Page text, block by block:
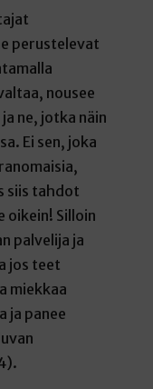
perustelevat
nousee
ne, jotka näin
Ei sen, joka
siis tahdot
oikein! Silloin
palvelija ja
jos teet
miekkaa
ja panee